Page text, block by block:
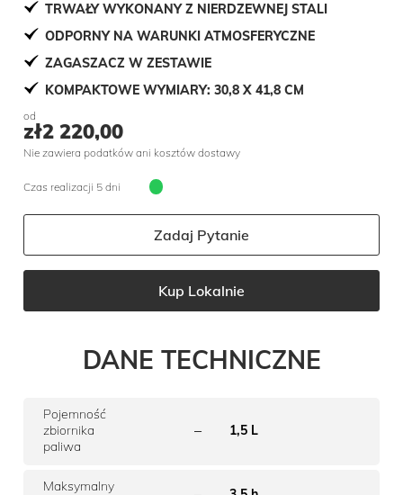
TRWAŁY WYKONANY Z NIERDZEWNEJ STALI
ODPORNY NA WARUNKI ATMOSFERYCZNE
ZAGASZACZ W ZESTAWIE
KOMPAKTOWE WYMIARY: 30,8 X 41,8 CM
od
zł2 220,00
Nie zawiera podatków ani kosztów dostawy
Czas realizacji 5 dni
Zadaj Pytanie
Kup Lokalnie
DANE TECHNICZNE
Pojemność
zbiornika
paliwa
– 1,5 L
Maksymalny